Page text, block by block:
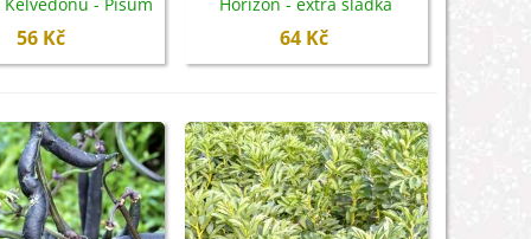
bio semena - 50 ks
56 Kč
odrůda - Pisum sativum -
64 Kč